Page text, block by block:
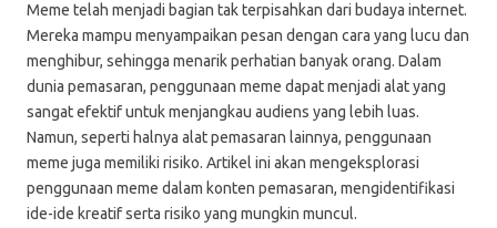
Meme telah menjadi bagian tak terpisahkan dari budaya internet.
Mereka mampu menyampaikan pesan dengan cara yang lucu dan
menghibur, sehingga menarik perhatian banyak orang. Dalam
dunia pemasaran, penggunaan meme dapat menjadi alat yang
sangat efektif untuk menjangkau audiens yang lebih luas.
Namun, seperti halnya alat pemasaran lainnya, penggunaan
meme juga memiliki risiko. Artikel ini akan mengeksplorasi
penggunaan meme dalam konten pemasaran, mengidentifikasi
ide-ide kreatif serta risiko yang mungkin muncul.